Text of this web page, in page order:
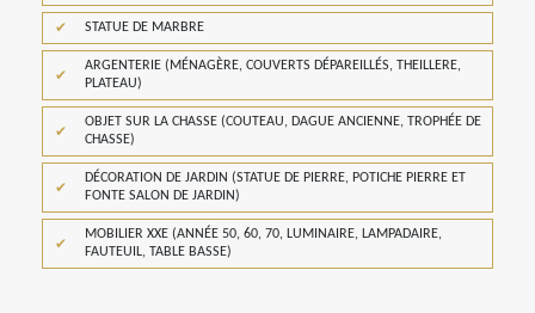
STATUE DE MARBRE
ARGENTERIE (MÉNAGÈRE, COUVERTS DÉPAREILLÉS, THEILLERE,
PLATEAU)
OBJET SUR LA CHASSE (COUTEAU, DAGUE ANCIENNE, TROPHÉE DE
CHASSE)
DÉCORATION DE JARDIN (STATUE DE PIERRE, POTICHE PIERRE ET
FONTE SALON DE JARDIN)
MOBILIER XXE (ANNÉE 50, 60, 70, LUMINAIRE, LAMPADAIRE,
FAUTEUIL, TABLE BASSE)